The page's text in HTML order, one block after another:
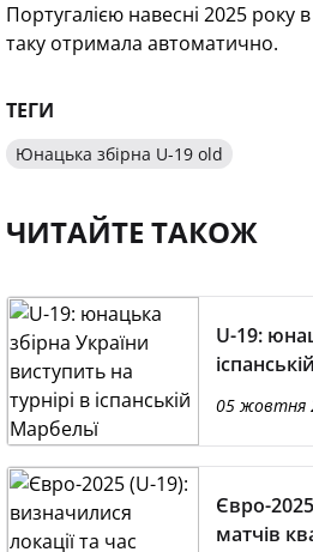
Португалією навесні 2025 року
таку отримала автоматично.
ТЕГИ
Юнацька збірна U-19 old
ЧИТАЙТЕ ТАКОЖ
U-19:
05 жовтня
Євро-
матчів